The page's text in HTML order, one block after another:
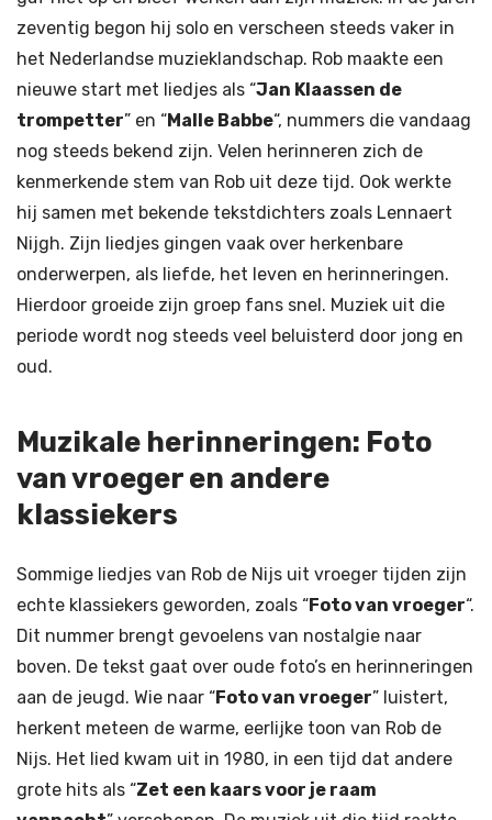
zeventig begon hij solo en verscheen steeds vaker in
het Nederlandse muzieklandschap. Rob maakte een
nieuwe start met liedjes als “Jan Klaassen de
trompetter” en “Malle Babbe“, nummers die vandaag
nog steeds bekend zijn. Velen herinneren zich de
kenmerkende stem van Rob uit deze tijd. Ook werkte
hij samen met bekende tekstdichters zoals Lennaert
Nijgh. Zijn liedjes gingen vaak over herkenbare
onderwerpen, als liefde, het leven en herinneringen.
Hierdoor groeide zijn groep fans snel. Muziek uit die
periode wordt nog steeds veel beluisterd door jong en
oud.
Muzikale herinneringen: Foto
van vroeger en andere
klassiekers
Sommige liedjes van Rob de Nijs uit vroeger tijden zijn
echte klassiekers geworden, zoals “Foto van vroeger“.
Dit nummer brengt gevoelens van nostalgie naar
boven. De tekst gaat over oude foto’s en herinneringen
aan de jeugd. Wie naar “Foto van vroeger” luistert,
herkent meteen de warme, eerlijke toon van Rob de
Nijs. Het lied kwam uit in 1980, in een tijd dat andere
grote hits als “Zet een kaars voor je raam